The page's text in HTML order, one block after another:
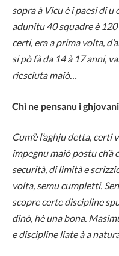
sopra à Vicu è i paesi di
adunitu 40 squadre è
certi, era a prima volta,
si pò fà da 14 à 17 anni,
riesciuta maiò…
Chì ne pensanu i
Cum’è l’aghju detta,
impegnu maiò postu
securità, di limità e
volta, semu cumpletti.
scopre certe discipline
dinò, hè una bona.
e discipline liate à a